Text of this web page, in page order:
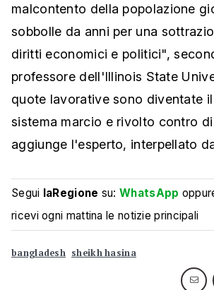
malcontento della popolazione
sobbolle da anni per una
diritti economici e politici",
professore dell'Illinois State
quote lavorative sono diventate
sistema marcio e rivolto contro
aggiunge l'esperto, interpellato
Segui laRegione su:WhatsApp
ricevi ogni mattina le notizie principali
bangladesh sheikh hasina